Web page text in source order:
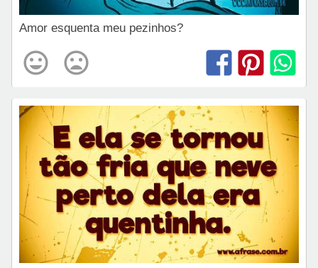
Amor esquenta meu pezinhos?